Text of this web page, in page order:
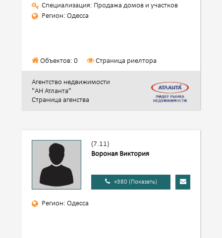
Специализация: Продажа домов и участков
Регион: Одесса
Объектов: 0 Страница риелтора
Агентство недвижимости
"АН Атланта"
Страница агенства
(7.11)
Вороная Виктория
+380 (Показать)
Регион: Одесса